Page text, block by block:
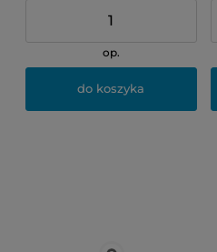
op.
do koszyka